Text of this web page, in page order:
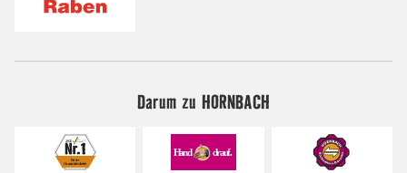
Darum zu HORNBACH